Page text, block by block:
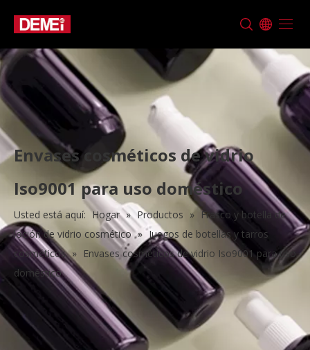
Envases cosméticos de vidrio
Iso9001 para uso doméstico
Usted está aquí: Hogar » Productos » Frasco y botella de
loción de vidrio cosmético » Juegos de botellas y tarros
cosméticos » Envases cosméticos de vidrio Iso9001 para uso
doméstico